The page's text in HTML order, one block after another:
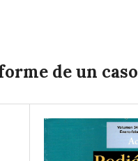
de un caso